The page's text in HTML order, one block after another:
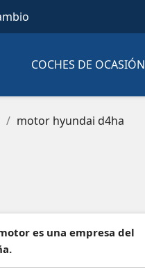
COCHES DE OCASIÓN
motor hyundai d4ha
es una empresa del